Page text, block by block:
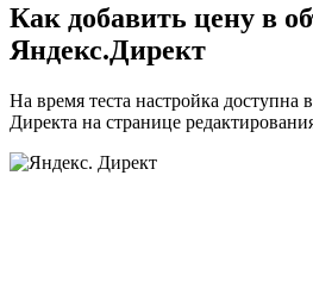
Как добавить цену в
Яндекс.Директ
На время теста настройка доступна
Директа на странице